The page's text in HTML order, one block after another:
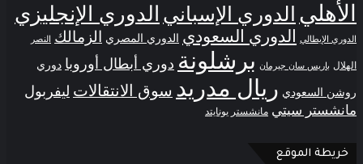
الدوري الإسبانيالدوري الإنجليزي
الإيطالي الدوري السعودي الدوري المصري الزمالك النصر
باريس سان جيرمان برشلونة دوري أبطال أوروبا دوري
السعودي ريال مدريد سوق الانتقالات ليفربول
سيتي مانشستر يونايتد
الموقع